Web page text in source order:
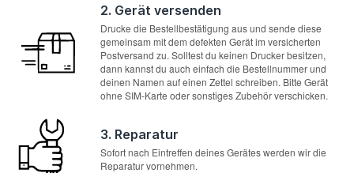
2. Gerät versenden
Drucke die Bestellbestätigung aus und sende diese
gemeinsam mit dem defekten Gerät im versicherten
Postversand zu. Solltest du keinen Drucker besitzen,
dann kannst du auch einfach die Bestellnummer und
deinen Namen auf einen Zettel schreiben. Bitte Gerät
ohne SIM-Karte oder sonstiges Zubehör verschicken.
3. Reparatur
Sofort nach Eintreffen deines Gerätes werden wir die
Reparatur vornehmen.